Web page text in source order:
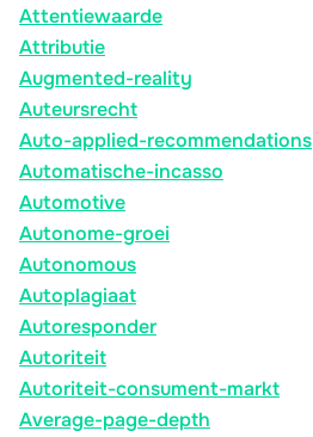
Attentiewaarde
Attributie
Augmented-reality
Auteursrecht
Auto-applied-recommendations
Automatische-incasso
Automotive
Autonome-groei
Autonomous
Autoplagiaat
Autoresponder
Autoriteit
Autoriteit-consument-markt
Average-page-depth